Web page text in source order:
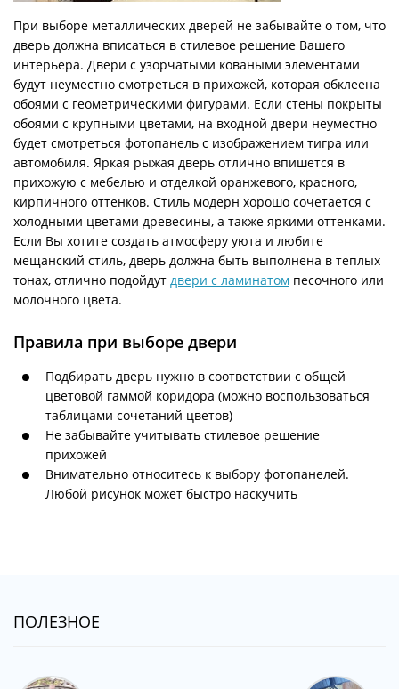
При выборе металлических дверей не забывайте о том, что
дверь должна вписаться в стилевое решение Вашего
интерьера. Двери с узорчатыми коваными элементами
будут неуместно смотреться в прихожей, которая обклеена
обоями с геометрическими фигурами. Если стены покрыты
обоями с крупными цветами, на входной двери неуместно
будет смотреться фотопанель с изображением тигра или
автомобиля. Яркая рыжая дверь отлично впишется в
прихожую с мебелью и отделкой оранжевого, красного,
кирпичного оттенков. Стиль модерн хорошо сочетается с
холодными цветами древесины, а также яркими оттенками.
Если Вы хотите создать атмосферу уюта и любите
мещанский стиль, дверь должна быть выполнена в теплых
тонах, отлично подойдут двери с ламинатом песочного или
молочного цвета.
Правила при выборе двери
Подбирать дверь нужно в соответствии с общей
цветовой гаммой коридора (можно воспользоваться
таблицами сочетаний цветов)
Не забывайте учитывать стилевое решение
прихожей
Внимательно относитесь к выбору фотопанелей.
Любой рисунок может быстро наскучить
ПОЛЕЗНОЕ